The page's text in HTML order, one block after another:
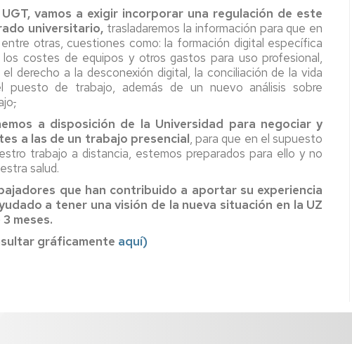
vamos a exigir incorporar una regulación de este
universitario, trasladaremos la información para que en
otras, cuestiones como: la formación digital específica
costes de equipos y otros gastos para uso profesional,
derecho a la desconexión digital, la conciliación de la vida
puesto de trabajo, además de un nuevo análisis sobre
,
a disposición de la Universidad para negociar y
a las de un trabajo presencial, para que en el supuesto
trabajo a distancia, estemos preparados para ello y no
salud.
que han contribuido a aportar su experiencia
a tener una visión de la nueva situación en la UZ
meses.
gráficamente aquí)